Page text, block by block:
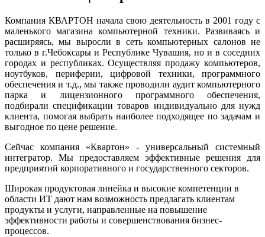
Компания КВАРТОН начала свою деятельность в 2001 году с
маленького магазина компьютерной техники. Развиваясь и
расширяясь, мы выросли в сеть компьютерных салонов не
только в г.Чебоксары и Республике Чувашия, но и в соседних
городах и республиках. Осуществляя продажу компьютеров,
ноутбуков, периферии, цифровой техники, программного
обеспечения и т.д., мы также проводили аудит компьютерного
парка и лицензионного программного обеспечения,
подбирали спецификации товаров индивидуально для нужд
клиента, помогая выбрать наиболее подходящее по задачам и
выгодное по цене решение.
Сейчас компания «Квартон» - универсальный системный
интегратор. Мы предоставляем эффективные решения для
предприятий корпоративного и государственного секторов.
Широкая продуктовая линейка и высокие компетенции в
области ИТ дают нам возможность предлагать клиентам
продукты и услуги, направленные на повышение
эффективности работы и совершенствования бизнес-
процессов.